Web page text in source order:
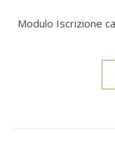
Modulo Iscrizione